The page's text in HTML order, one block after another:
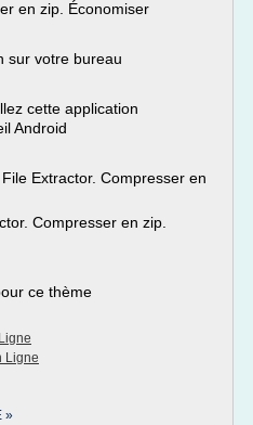
en zip. Économiser
sur votre bureau
cette application
Android
Extractor. Compresser en
Compresser en zip.
ce thème
Ligne
»